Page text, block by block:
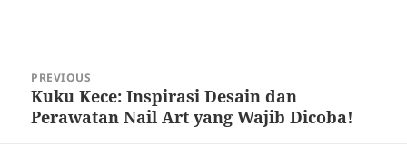
navigation
PREVIOUS
Previous
post:
Kuku Kece: Inspirasi Desain dan
Perawatan Nail Art yang Wajib Dicoba!